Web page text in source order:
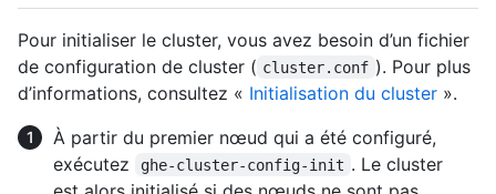
Pour initialiser le cluster, vous avez besoin d’un fichier
de configuration de cluster ( cluster.conf ). Pour plus
d’informations, consultez « Initialisation du cluster ».
À partir du premier nœud qui a été configuré,
exécutez
ghe-cluster-config-init . Le cluster